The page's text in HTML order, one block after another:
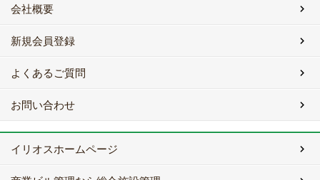
会社概要
新規会員登録
よくあるご質問
お問い合わせ
イリオスホームページ